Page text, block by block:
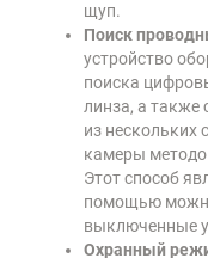
щуп.
Поиск
устройство
поиска
линза, а также
из нескольких
камеры
Этот способ
помощью
выключенные
Охранный